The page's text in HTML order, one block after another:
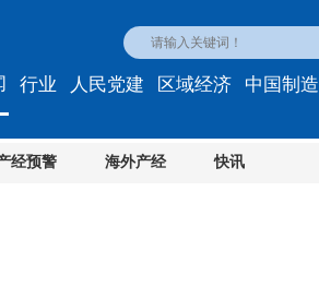
经预警 海外产经 快讯
行业 人民党建 区域经济 中国制造